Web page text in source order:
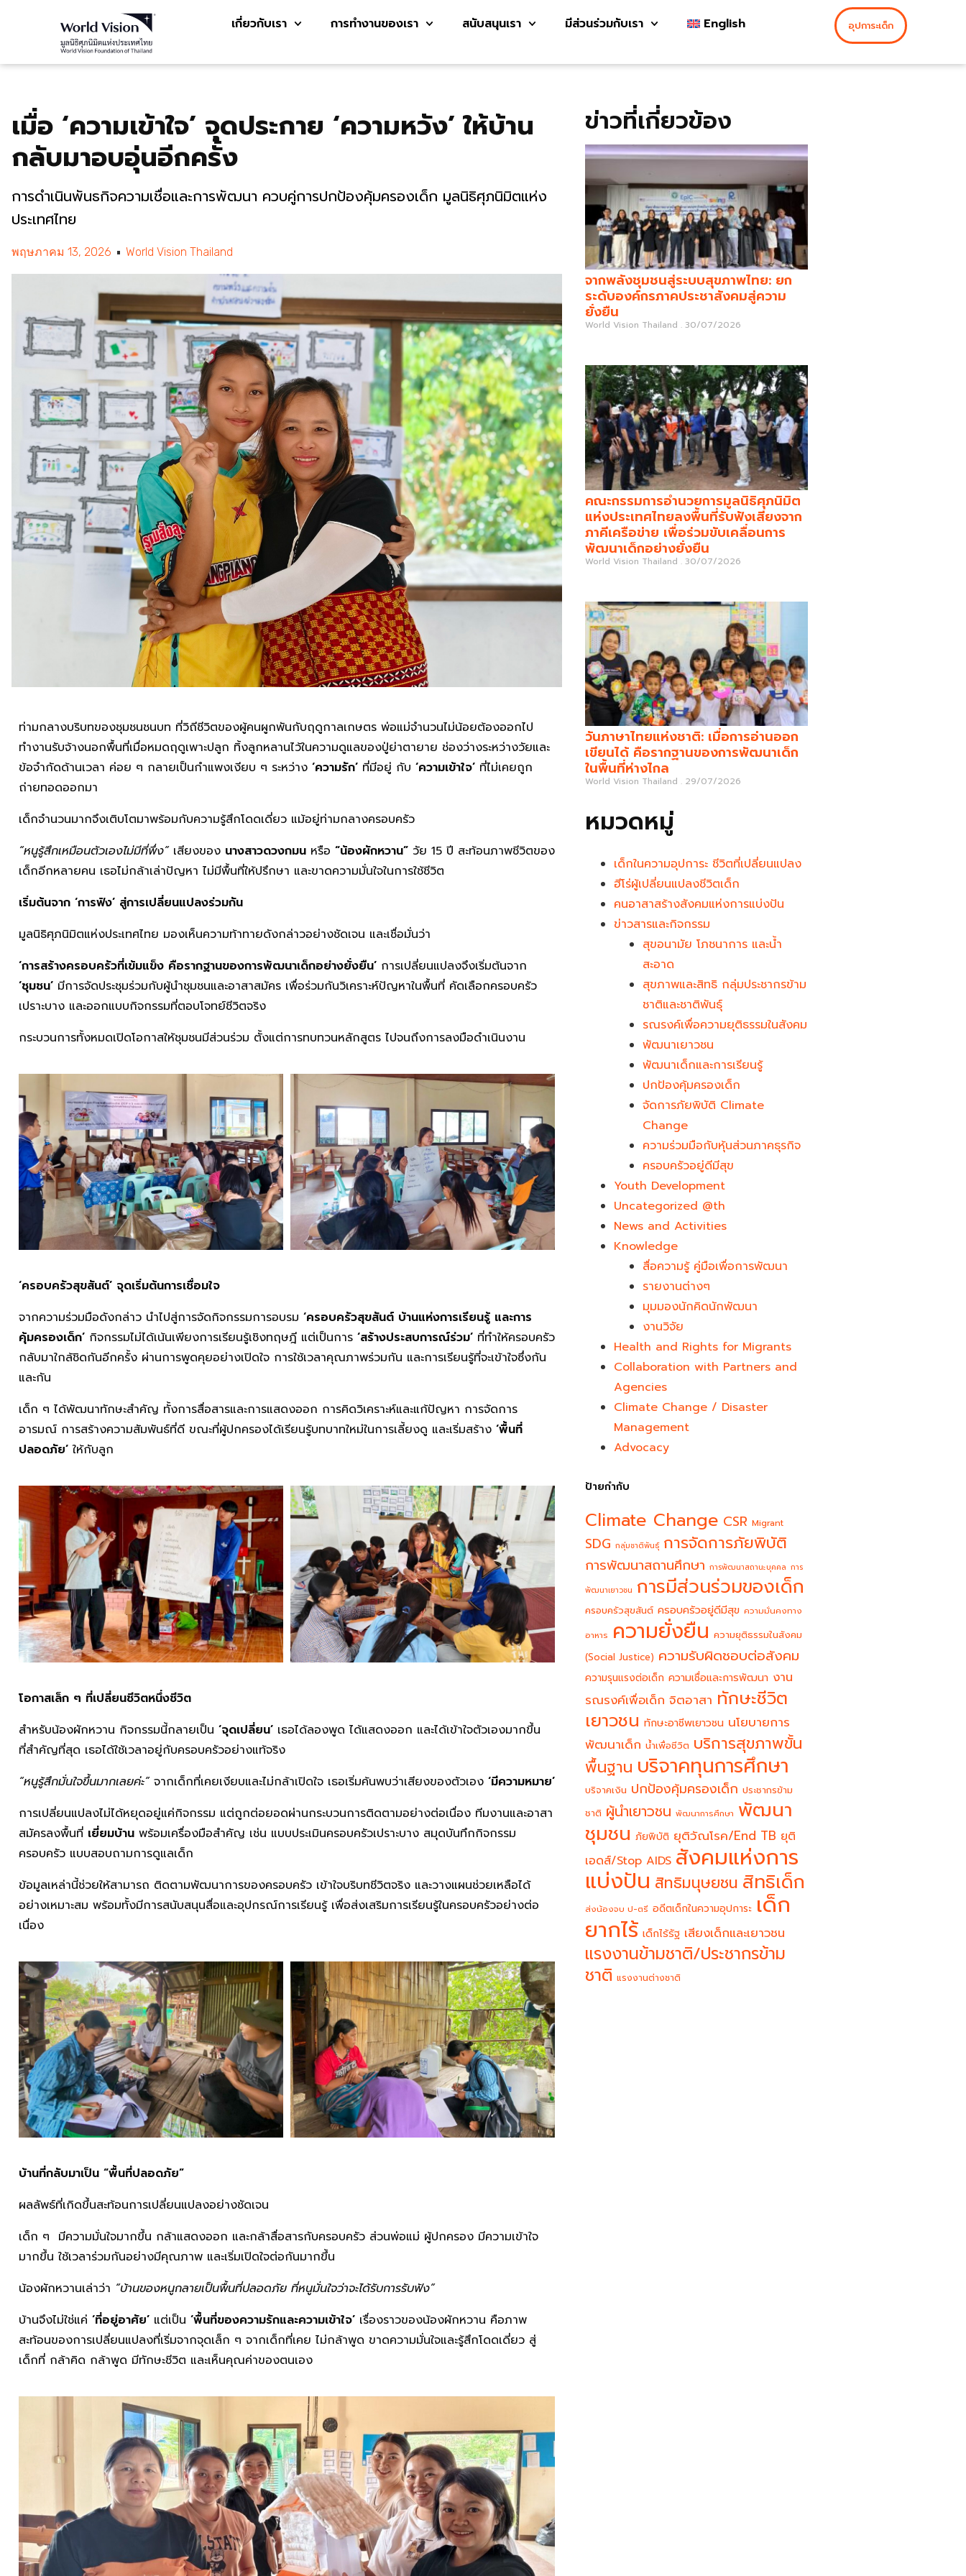
เกี่ยวกับเรา การทำงานของเรา สนับสนุนเรา มีส่วนร่วมกับเรา English อุปการะเด็ก
เมื่อ ‘ความเข้าใจ’ จุดประกาย ‘ความหวัง’ ให้บ้าน
กลับมาอบอุ่นอีกครั้ง
การดำเนินพันธกิจความเชื่อและการพัฒนา ควบคู่การปกป้องคุ้มครองเด็ก มูลนิธิศุภนิมิตแห่ง
ประเทศไทย
พฤษภาคม 13, 2026 World Vision Thailand
ท่ามกลางบริบทของชุมชนชนบท ที่วิถีชีวิตของผู้คนผูกพันกับฤดูกาลเกษตร พ่อแม่จำนวนไม่น้อยต้องออกไป
ทำงานรับจ้างนอกพื้นที่เมื่อหมดฤดูเพาะปลูก ทิ้งลูกหลานไว้ในความดูแลของปู่ย่าตายาย ช่องว่างระหว่างวัยและ
ข้อจำกัดด้านเวลา ค่อย ๆ กลายเป็นกำแพงเงียบ ๆ ระหว่าง ‘ความรัก’ ที่มีอยู่ กับ ‘ความเข้าใจ’ ที่ไม่เคยถูก
ถ่ายทอดออกมา
เด็กจำนวนมากจึงเติบโตมาพร้อมกับความรู้สึกโดดเดี่ยว แม้อยู่ท่ามกลางครอบครัว
“หนูรู้สึกเหมือนตัวเองไม่มีที่พึ่ง”เสียงของ นางสาวดวงกมน หรือ “น้องผักหวาน” วัย 15 ปี สะท้อนภาพชีวิตของ
เด็กอีกหลายคน เธอไม่กล้าเล่าปัญหา ไม่มีพื้นที่ให้ปรึกษา และขาดความมั่นใจในการใช้ชีวิต
เริ่มต้นจาก ‘การฟัง’ สู่การเปลี่ยนแปลงร่วมกัน
มูลนิธิศุภนิมิตแห่งประเทศไทย มองเห็นความท้าทายดังกล่าวอย่างชัดเจน และเชื่อมั่นว่า
‘การสร้างครอบครัวที่เข้มแข็ง คือรากฐานของการพัฒนาเด็กอย่างยั่งยืน’ การเปลี่ยนแปลงจึงเริ่มต้นจาก
‘ชุมชน’ มีการจัดประชุมร่วมกับผู้นำชุมชนและอาสาสมัคร เพื่อร่วมกันวิเคราะห์ปัญหาในพื้นที่ คัดเลือกครอบครัว
เปราะบาง และออกแบบกิจกรรมที่ตอบโจทย์ชีวิตจริง
กระบวนการทั้งหมดเปิดโอกาสให้ชุมชนมีส่วนร่วม ตั้งแต่การทบทวนหลักสูตร ไปจนถึงการลงมือดำเนินงาน
‘ครอบครัวสุขสันต์’ จุดเริ่มต้นการเชื่อมใจ
จากความร่วมมือดังกล่าว นำไปสู่การจัดกิจกรรมการอบรม ‘ครอบครัวสุขสันต์ บ้านแห่งการเรียนรู้ และการ
คุ้มครองเด็ก’ กิจกรรมไม่ได้เน้นเพียงการเรียนรู้เชิงทฤษฎี แต่เป็นการ ‘สร้างประสบการณ์ร่วม’ ที่ทำให้ครอบครัว
กลับมาใกล้ชิดกันอีกครั้ง ผ่านการพูดคุยอย่างเปิดใจ การใช้เวลาคุณภาพร่วมกัน และการเรียนรู้ที่จะเข้าใจซึ่งกัน
และกัน
เด็ก ๆ ได้พัฒนาทักษะสำคัญ ทั้งการสื่อสารและการแสดงออก การคิดวิเคราะห์และแก้ปัญหา การจัดการ
อารมณ์ การสร้างความสัมพันธ์ที่ดี ขณะที่ผู้ปกครองได้เรียนรู้บทบาทใหม่ในการเลี้ยงดู และเริ่มสร้าง ‘พื้นที่
ปลอดภัย’ ให้กับลูก
โอกาสเล็ก ๆ ที่เปลี่ยนชีวิตหนึ่งชีวิต
สำหรับน้องผักหวาน กิจกรรมนี้กลายเป็น ‘จุดเปลี่ยน’ เธอได้ลองพูด ได้แสดงออก และได้เข้าใจตัวเองมากขึ้น
ที่สำคัญที่สุด เธอได้ใช้เวลาอยู่กับครอบครัวอย่างแท้จริง
“หนูรู้สึกมั่นใจขึ้นมากเลยค่ะ”จากเด็กที่เคยเงียบและไม่กล้าเปิดใจ เธอเริ่มค้นพบว่าเสียงของตัวเอง ‘มีความหมาย’
การเปลี่ยนแปลงไม่ได้หยุดอยู่แค่กิจกรรม แต่ถูกต่อยอดผ่านกระบวนการติดตามอย่างต่อเนื่อง ทีมงานและอาสา
สมัครลงพื้นที่ เยี่ยมบ้าน พร้อมเครื่องมือสำคัญ เช่น แบบประเมินครอบครัวเปราะบาง สมุดบันทึกกิจกรรม
ครอบครัว แบบสอบถามการดูแลเด็ก
ข้อมูลเหล่านี้ช่วยให้สามารถ ติดตามพัฒนาการของครอบครัว เข้าใจบริบทชีวิตจริง และวางแผนช่วยเหลือได้
อย่างเหมาะสม พร้อมทั้งมีการสนับสนุนสื่อและอุปกรณ์การเรียนรู้ เพื่อส่งเสริมการเรียนรู้ในครอบครัวอย่างต่อ
เนื่อง
บ้านที่กลับมาเป็น “พื้นที่ปลอดภัย”
ผลลัพธ์ที่เกิดขึ้นสะท้อนการเปลี่ยนแปลงอย่างชัดเจน
เด็ก ๆ มีความมั่นใจมากขึ้น กล้าแสดงออก และกล้าสื่อสารกับครอบครัว ส่วนพ่อแม่ ผู้ปกครอง มีความเข้าใจ
มากขึ้น ใช้เวลาร่วมกันอย่างมีคุณภาพ และเริ่มเปิดใจต่อกันมากขึ้น
น้องผักหวานเล่าว่า “บ้านของหนูกลายเป็นพื้นที่ปลอดภัย ที่หนูมั่นใจว่าจะได้รับการรับฟัง”
บ้านจึงไม่ใช่แค่ ‘ที่อยู่อาศัย’ แต่เป็น ‘พื้นที่ของความรักและความเข้าใจ’ เรื่องราวของน้องผักหวาน คือภาพ
สะท้อนของการเปลี่ยนแปลงที่เริ่มจากจุดเล็ก ๆ จากเด็กที่เคย ไม่กล้าพูด ขาดความมั่นใจและรู้สึกโดดเดี่ยว สู่
เด็กที่ กล้าคิด กล้าพูด มีทักษะชีวิต และเห็นคุณค่าของตนเอง
ข่าวที่เกี่ยวข้อง
จากพลังชุมชนสู่ระบบสุขภาพไทย: ยก
ระดับองค์กรภาคประชาสังคมสู่ความ
ยั่งยืน
World Vision Thailand 30/07/2026
คณะกรรมการอำนวยการมูลนิธิศุภนิมิต
แห่งประเทศไทยลงพื้นที่รับฟังเสียงจาก
ภาคีเครือข่าย เพื่อร่วมขับเคลื่อนการ
พัฒนาเด็กอย่างยั่งยืน
World Vision Thailand 30/07/2026
วันภาษาไทยแห่งชาติ: เมื่อการอ่านออก
เขียนได้ คือรากฐานของการพัฒนาเด็ก
ในพื้นที่ห่างไกล
World Vision Thailand 29/07/2026
หมวดหมู่
เด็กในความอุปการะ ชีวิตที่เปลี่ยนแปลง
ฮีโร่ผู้เปลี่ยนแปลงชีวิตเด็ก
คนอาสาสร้างสังคมแห่งการแบ่งปัน
ข่าวสารและกิจกรรม
สุขอนามัย โภชนาการ และน้ำ
สะอาด
สุขภาพและสิทธิ กลุ่มประชากรข้าม
ชาติและชาติพันธุ์
รณรงค์เพื่อความยุติธรรมในสังคม
พัฒนาเยาวชน
พัฒนาเด็กและการเรียนรู้
ปกป้องคุ้มครองเด็ก
จัดการภัยพิบัติ Climate
Change
ความร่วมมือกับหุ้นส่วนภาคธุรกิจ
ครอบครัวอยู่ดีมีสุข
Youth Development​
Uncategorized @th
News and Activities
Knowledge
สื่อความรู้ คู่มือเพื่อการพัฒนา
รายงานต่างๆ
มุมมองนักคิดนักพัฒนา
งานวิจัย
Health and Rights for Migrants
Collaboration with Partners and
Agencies
Climate Change / Disaster
Management
Advocacy
ป้ายกำกับ
Climate Change CSR Migrant
SDG กลุ่มชาติพันธุ์ การจัดการภัยพิบัติ
การพัฒนาสถานศึกษา การพัฒนาสถานะบุคคล การ
พัฒนาเยาวชน การมีส่วนร่วมของเด็ก
ครอบครัวสุขสันต์ ครอบครัวอยู่ดีมีสุข ความมั่นคงทาง
อาหาร ความยั่งยืน ความยุติธรรมในสังคม
(Social Justice) ความรับผิดชอบต่อสังคม
ความรุนแรงต่อเด็ก ความเชื่อและการพัฒนา งาน
รณรงค์เพื่อเด็ก จิตอาสา ทักษะชีวิต
เยาวชน ทักษะอาชีพเยาวชน นโยบายการ
พัฒนาเด็ก น้ำเพื่อชีวิต บริการสุขภาพขั้น
พื้นฐาน บริจาคทุนการศึกษา
บริจาคเงิน ปกป้องคุ้มครองเด็ก ประชากรข้าม
ชาติ ผู้นำเยาวชน พัฒนาการศึกษา พัฒนา
ชุมชน ภัยพิบัติ ยุติวัณโรค/End TB ยุติ
เอดส์/Stop AIDS สังคมแห่งการ
แบ่งปัน สิทธิมนุษยชน สิทธิเด็ก
ส่งน้องจบ ป-ตรี อดีตเด็กในความอุปการะ เด็ก
ยากไร้ เด็กไร้รัฐ เสียงเด็กและเยาวชน
แรงงานข้ามชาติ/ประชากรข้าม
ชาติ แรงงานต่างชาติ